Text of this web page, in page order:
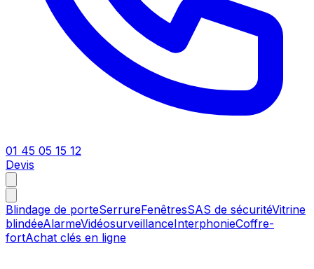
01 45 05 15 12
Devis
Blindage de porteSerrureFenêtresSAS de sécuritéVitrine
blindéeAlarmeVidéosurveillanceInterphonieCoffre-
fortAchat clés en ligne